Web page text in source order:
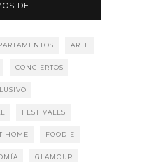
DE
ARTE
CONCIERTOS
FESTIVALES
HOME FOODIE
GLAMOUR